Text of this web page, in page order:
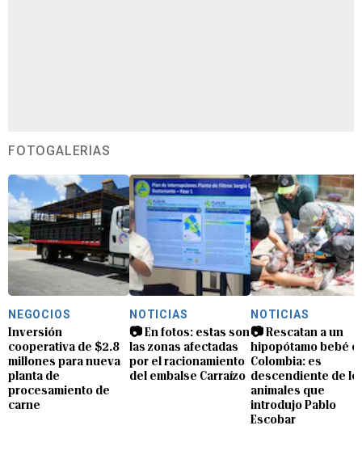
FOTOGALERÍAS
NEGOCIOS
Inversión
cooperativa de $2.8
millones para nueva
planta de
procesamiento de
carne
NOTICIAS
📷 En fotos: estas son
las zonas afectadas
por el racionamiento
del embalse Carraízo
NOTICIAS
📷 Rescatan a un
hipopótamo bebé
Colombia: es
descendiente de
animales que
introdujo Pablo
Escobar